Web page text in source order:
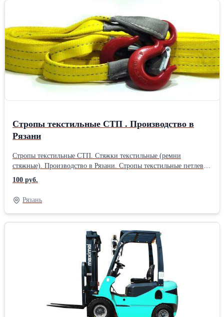
использования с грузами, у которых есть острые кромки.
Устойчивость к механическим повреждениям и высоким
температурам.Тип: Цепные Конструкция: Четырехветвевые
Стропы текстильные СТП . Производство в
Рязани
Стропы текстильные СТП. Стяжки текстильные (ремни
стяжные). Производство в Рязани. Стропы текстильные петлевые
СТП от 1.0 до 30.0 тн. Вертолетные сетки. Стяжные ремня для
автотранспорта. Буксировочные ремни текстильные для
автомашин. На большие объемы строп скидки от Производителя
100 руб.
Рязань